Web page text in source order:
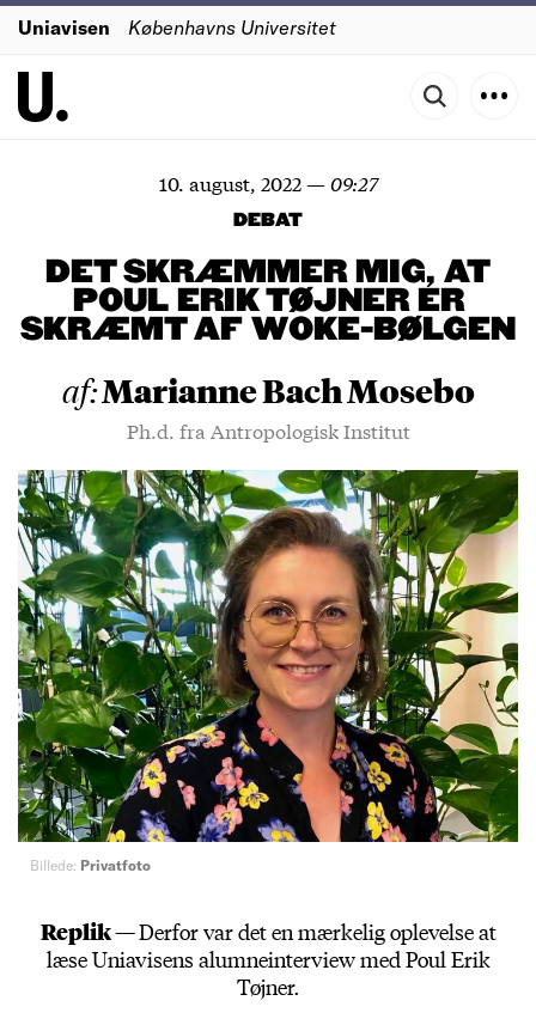
Uniavisen Københavns Universitet
10. august, 2022—09:27
DEBAT
DET SKRÆMMER MIG, AT
POUL ERIK TØJNER ER
SKRÆMT AF WOKE-BØLGEN
af:Marianne Bach Mosebo
Ph.d. fra Antropologisk Institut
Billede: Privatfoto
Replik —Derfor var det en mærkelig oplevelse at
læse Uniavisens alumneinterview med Poul Erik
Tøjner.